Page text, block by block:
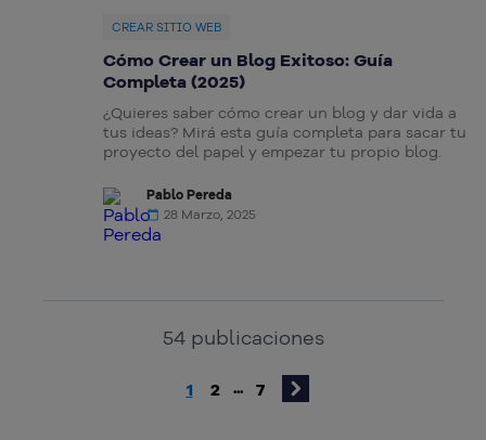
CREAR SITIO WEB
Cómo Crear un Blog Exitoso: Guía
Completa (2025)
¿Quieres saber cómo crear un blog y dar vida a
tus ideas? Mirá esta guía completa para sacar tu
proyecto del papel y empezar tu propio blog.
Pablo Pereda
28 Marzo, 2025
54 publicaciones
1 2 ... 7